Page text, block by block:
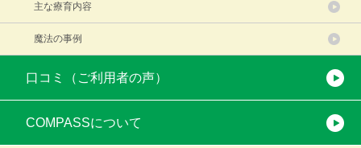
主な療育内容
魔法の事例
口コミ（ご利用者の声）
COMPASSについて